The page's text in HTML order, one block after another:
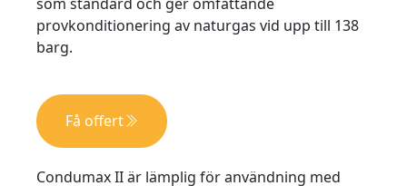
provkonditionering av naturgas vid upp till 138
barg.
Få offert
Condumax II är lämplig för användning med